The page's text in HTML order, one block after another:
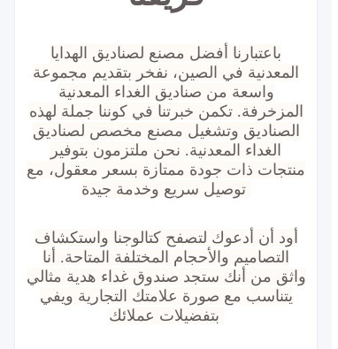
باعتبارنا أفضل مصنع لصناديق الهدايا
المعدنية في الصين، نفخر بتقديم مجموعة
واسعة من صناديق الغداء المعدنية
المزخرفة. تكمن خبرتنا في كوننا جملة لهذه
الصناديق وتشغيل مصنع مخصص لصناديق
الغداء المعدنية. نحن ملتزمون بتوفير
منتجات ذات جودة ممتازة بسعر معقول، مع
أود أن أدعوك لتصفح كتالوجنا واستكشاف
التصاميم والأحجام المختلفة المتاحة. أنا
واثق من أنك ستجد صندوق غداء هدية مثالي
يتناسب مع صورة علامتك التجارية ويفي